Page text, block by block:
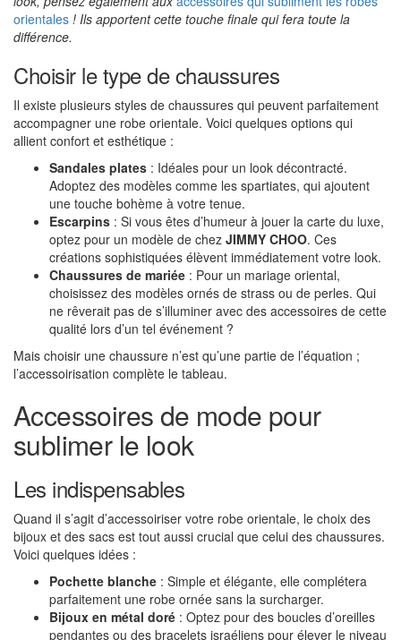
orientales ! Ils apportent cette touche finale qui fera toute la
différence.
Choisir le type de chaussures
Il existe plusieurs styles de chaussures qui peuvent parfaitement
accompagner une robe orientale. Voici quelques options qui
allient confort et esthétique :
Sandales plates : Idéales pour un look décontracté.
Adoptez des modèles comme les spartiates, qui ajoutent
une touche bohème à votre tenue.
Escarpins : Si vous êtes d’humeur à jouer la carte du luxe,
optez pour un modèle de chez JIMMY CHOO. Ces
créations sophistiquées élèvent immédiatement votre look.
Chaussures de mariée : Pour un mariage oriental,
choisissez des modèles ornés de strass ou de perles. Qui
ne rêverait pas de s’illuminer avec des accessoires de cette
qualité lors d’un tel événement ?
Mais choisir une chaussure n’est qu’une partie de l’équation ;
l’accessoirisation complète le tableau.
Accessoires de mode pour
sublimer le look
Les indispensables
Quand il s’agit d’accessoiriser votre robe orientale, le choix des
bijoux et des sacs est tout aussi crucial que celui des chaussures.
Voici quelques idées :
Pochette blanche : Simple et élégante, elle complétera
parfaitement une robe ornée sans la surcharger.
Bijoux en métal doré : Optez pour des boucles d’oreilles
pendantes ou des bracelets israéliens pour élever le niveau